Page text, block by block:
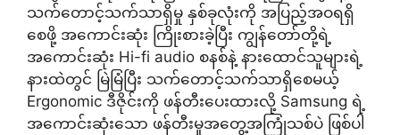
သက်တောင့်သက်သာရှိမှု နှစ်ခုလုံးကို အပြည့်အဝရရှိ
စေဖို့ အကောင်းဆုံး ကြိုးစားခဲ့ပြီး ကျွန်တော်တို့ရဲ့
အကောင်းဆုံး Hi-fi audio စနစ်နဲ့ နားထောင်သူများရဲ့
နားထဲတွင် မြဲမြံပြီး သက်တောင့်သက်သာရှိစေမယ့်
Ergonomic ဒီဇိုင်းကို ဖန်တီးပေးထားလို့ Samsung ရဲ့
အကောင်းဆုံးသော ဖန်တီးမှုအတွေ့အကြုံသစ်ပဲ ဖြစ်ပါ